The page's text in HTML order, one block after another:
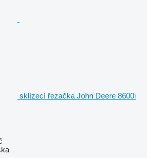
sklízecí řezačka John Deere 8600i